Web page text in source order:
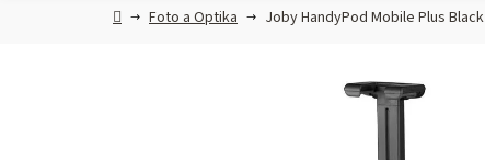
DomůFoto a Optika Joby HandyPod Mobile Plus Black